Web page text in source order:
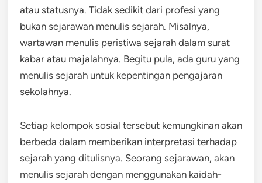
atau statusnya. Tidak sedikit dari profesi yang
bukan sejarawan menulis sejarah. Misalnya,
wartawan menulis peristiwa sejarah dalam surat
kabar atau majalahnya. Begitu pula, ada guru yang
menulis sejarah untuk kepentingan pengajaran
sekolahnya.
Setiap kelompok sosial tersebut kemungkinan akan
berbeda dalam memberikan interpretasi terhadap
sejarah yang ditulisnya. Seorang sejarawan, akan
menulis sejarah dengan menggunakan kaidah-